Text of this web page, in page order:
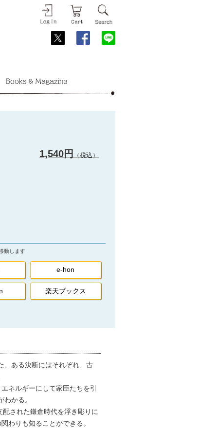
1,540円 （税込）
動します
e-hon
楽天ブックス
ある決断にはそれぞれ、古
ネルギーにして家臣たちを引
かる。
された鎌倉時代を浮き彫りに
わりも知ることができる。